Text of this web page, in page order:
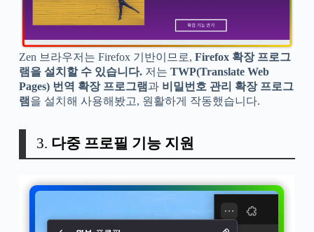
Zen 브라우저는 Firefox 기반이므로, Firefox 확장 프로그
램을 설치할 수 있습니다.저는 TWP(Translate Web
Pages) 번역 확장 프로그램 과 비밀번호 관리 확장 프로그
램 을 설치해 사용해봤고, 원활하게 작동했습니다.
3. 다중 프로필 기능 지원